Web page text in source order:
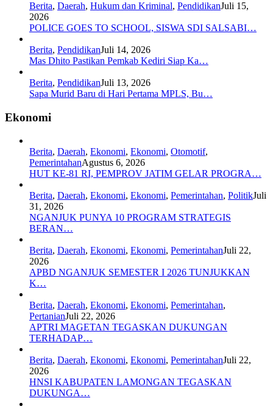
Berita, Daerah, Hukum dan Kriminal, PendidikanJuli 15,
2026
POLICE GOES TO SCHOOL, SISWA SDI SALSABI…
Berita, PendidikanJuli 14, 2026
Mas Dhito Pastikan Pemkab Kediri Siap Ka…
Berita, PendidikanJuli 13, 2026
Sapa Murid Baru di Hari Pertama MPLS, Bu…
Ekonomi
Berita, Daerah, Ekonomi, Ekonomi, Otomotif,
PemerintahanAgustus 6, 2026
HUT KE-81 RI, PEMPROV JATIM GELAR PROGRA…
Berita, Daerah, Ekonomi, Ekonomi, Pemerintahan, PolitikJuli
31, 2026
NGANJUK PUNYA 10 PROGRAM STRATEGIS
BERAN…
Berita, Daerah, Ekonomi, Ekonomi, PemerintahanJuli 22,
2026
APBD NGANJUK SEMESTER I 2026 TUNJUKKAN
K…
Berita, Daerah, Ekonomi, Ekonomi, Pemerintahan,
PertanianJuli 22, 2026
APTRI MAGETAN TEGASKAN DUKUNGAN
TERHADAP…
Berita, Daerah, Ekonomi, Ekonomi, PemerintahanJuli 22,
2026
HNSI KABUPATEN LAMONGAN TEGASKAN
DUKUNGA…